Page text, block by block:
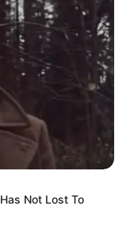
, que liberam as
porque apresentam
Not Lost To